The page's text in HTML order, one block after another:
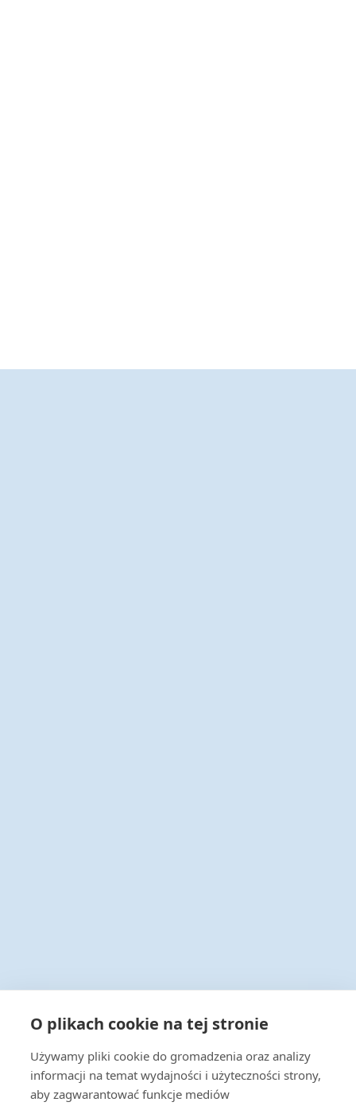
+48 22 538 43 00
Napisz do nas
handel@actus-info.pl
O plikach cookie na tej stronie
Używamy pliki cookie do gromadzenia oraz analizy
informacji na temat wydajności i użyteczności strony,
aby zagwarantować funkcje mediów